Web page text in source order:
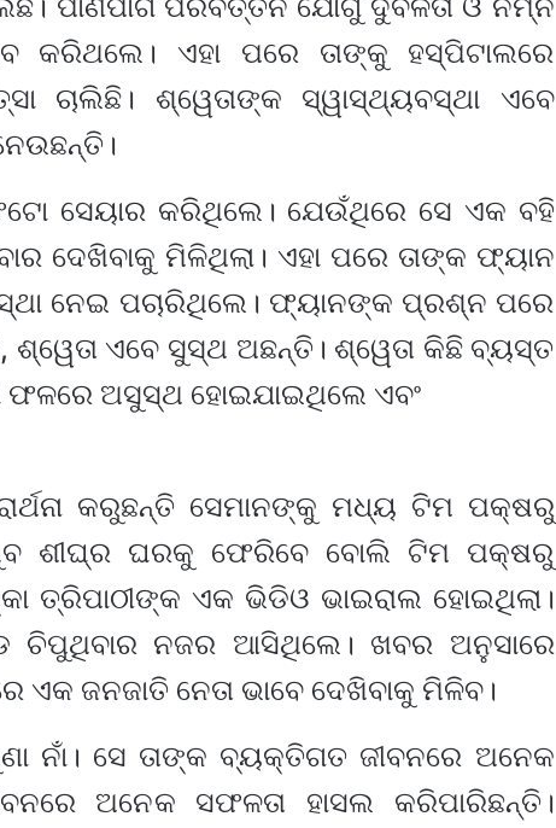
ଏହା ପରେ ତାଙ୍କୁ ହସ୍ପିଟାଲରେ
ଚାଲିଛି। ଶ୍ୱେତାଙ୍କ ସ୍ୱାସ୍ଥ୍ୟବସ୍ଥା ଏବେ
ସେୟାର କରିଥିଲେ। ଯେଉଁଥିରେ ସେ ଏକ ବହି
ଦେଖିବାକୁ ମିଳିଥିଲା। ଏହା ପରେ ତାଙ୍କ ଫ୍ୟାନ
ନେଇ ପଚାରିଥିଲେ। ଫ୍ୟାନଙ୍କ ପ୍ରଶ୍ନ ପରେ
ଏବେ ସୁସ୍ଥ ଅଛନ୍ତି। ଶ୍ୱେତା କିଛି ବ୍ୟସ୍ତ
ଫଳରେ ଅସୁସ୍ଥ ହୋଇଯାଇଥିଲେ ଏବଂ
କରୁଛନ୍ତି ସେମାନଙ୍କୁ ମଧ୍ୟ ଟିମ ପକ୍ଷରୁ
ଖୁବ ଶୀଘ୍ର ଘରକୁ ଫେରିବେ ବୋଲି ଟିମ ପକ୍ଷରୁ
ତ୍ରିପାଠୀଙ୍କ ଏକ ଭିଡିଓ ଭାଇରାଲ ହୋଇଥିଲା।
ଚିପୁଥିବାର ନଜର ଆସିଥିଲେ। ଖବର ଅନୁସାରେ
ଜନଜାତି ନେତା ଭାବେ ଦେଖିବାକୁ ମିଳିବ।
ନାଁ। ସେ ତାଙ୍କ ବ୍ୟକ୍ତିଗତ ଜୀବନରେ ଅନେକ
ଅନେକ ସଫଳତା ହାସଲ କରିପାରିଛନ୍ତି।